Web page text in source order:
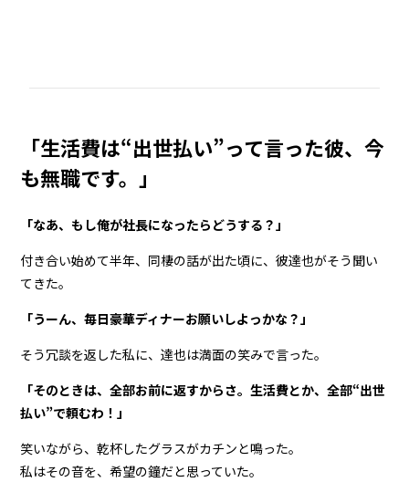
「生活費は“出世払い”って言った彼、今
も無職です。」
「なあ、もし俺が社長になったらどうする？」
付き合い始めて半年、同棲の話が出た頃に、彼――達也がそう聞い
てきた。
「うーん、毎日豪華ディナーお願いしよっかな？」
そう冗談を返した私に、達也は満面の笑みで言った。
「そのときは、全部お前に返すからさ。生活費とか、全部“出世
払い”で頼むわ！」
笑いながら、乾杯したグラスがカチンと鳴った。
私はその音を、希望の鐘だと思っていた。